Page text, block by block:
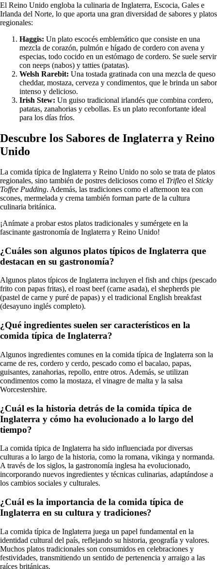
El Reino Unido engloba la culinaria de Inglaterra, Escocia, Gales e
Irlanda del Norte, lo que aporta una gran diversidad de sabores y platos
regionales:
Haggis: Un plato escocés emblemático que consiste en una
mezcla de corazón, pulmón e hígado de cordero con avena y
especias, todo cocido en un estómago de cordero. Se suele servir
con neeps (nabos) y tatties (patatas).
Welsh Rarebit: Una tostada gratinada con una mezcla de queso
cheddar, mostaza, cerveza y condimentos, que le brinda un sabor
intenso y delicioso.
Irish Stew: Un guiso tradicional irlandés que combina cordero,
patatas, zanahorias y cebollas. Es un plato reconfortante ideal
para los días fríos.
Descubre los Sabores de Inglaterra y Reino
Unido
La comida típica de Inglaterra y Reino Unido no solo se trata de platos
regionales, sino también de postres deliciosos como el Trifleo el Sticky
Toffee Pudding. Además, las tradiciones como el afternoon tea con
scones, mermelada y crema también forman parte de la cultura
culinaria británica.
¡Anímate a probar estos platos tradicionales y sumérgete en la
fascinante gastronomía de Inglaterra y Reino Unido!
¿Cuáles son algunos platos típicos de Inglaterra que
destacan en su gastronomía?
Algunos platos típicos de Inglaterra incluyen el fish and chips (pescado
frito con papas fritas), el roast beef (carne asada), el shepherds pie
(pastel de carne y puré de papas) y el tradicional English breakfast
(desayuno inglés completo).
¿Qué ingredientes suelen ser característicos en la
comida típica de Inglaterra?
Algunos ingredientes comunes en la comida típica de Inglaterra son la
carne de res, cordero y cerdo, pescado como el bacalao, papas,
guisantes, zanahorias, repollo, entre otros. Además, se utilizan
condimentos como la mostaza, el vinagre de malta y la salsa
Worcestershire.
¿Cuál es la historia detrás de la comida típica de
Inglaterra y cómo ha evolucionado a lo largo del
tiempo?
La comida típica de Inglaterra ha sido influenciada por diversas
culturas a lo largo de la historia, como la romana, vikinga y normanda.
A través de los siglos, la gastronomía inglesa ha evolucionado,
incorporando nuevos ingredientes y técnicas culinarias, adaptándose a
los cambios sociales y culturales.
¿Cuál es la importancia de la comida típica de
Inglaterra en su cultura y tradiciones?
La comida típica de Inglaterra juega un papel fundamental en la
identidad cultural del país, reflejando su historia, geografía y valores.
Muchos platos tradicionales son consumidos en celebraciones y
festividades, transmitiendo un sentido de pertenencia y arraigo a las
raíces británicas.